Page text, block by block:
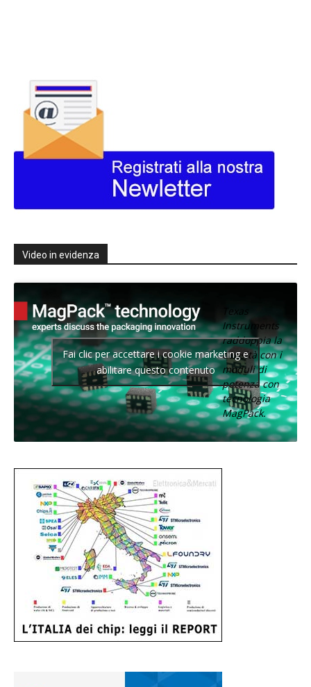
Video in evidenza
Texas
Instruments
raddoppia la
densità con i
moduli di
potenza con
tecnologia
MagPack.
Fai clic per accettare i cookie marketing e
abilitare questo contenuto